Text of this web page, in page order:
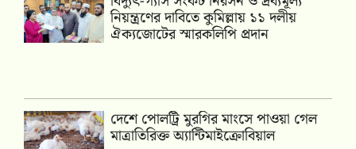
নিয়ন্ত্রণের দাবিতে কুমিল্লায় ১১ দলীয়
ঐক‍্যজোটের স্মারকলিপি প্রদান
দেশে পোলট্রি মুরগির মাংসে পাওয়া গেল
মাত্রাতিরিক্ত অ্যান্টিমাইক্রোবিয়াল